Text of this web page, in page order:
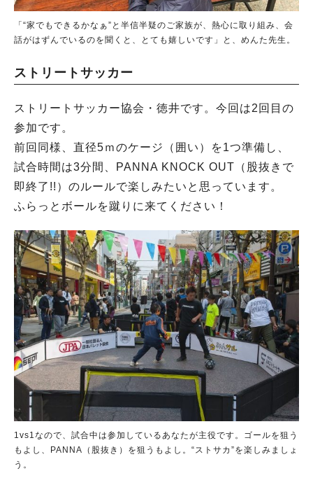
「“家でもできるかなぁ”と半信半疑のご家族が、熱心に取り組み、会
話がはずんでいるのを聞くと、とても嬉しいです」と、めんた先生。
ストリートサッカー
ストリートサッカー協会・徳井です。今回は2回目の
参加です。
前回同様、直径5ｍのケージ（囲い）を1つ準備し、
試合時間は3分間、PANNA KNOCK OUT（股抜きで
即終了!!）のルールで楽しみたいと思っています。
ふらっとボールを蹴りに来てください！
1vs1なので、試合中は参加しているあなたが主役です。ゴールを狙う
もよし、PANNA（股抜き）を狙うもよし。“ストサカ”を楽しみましょ
う。